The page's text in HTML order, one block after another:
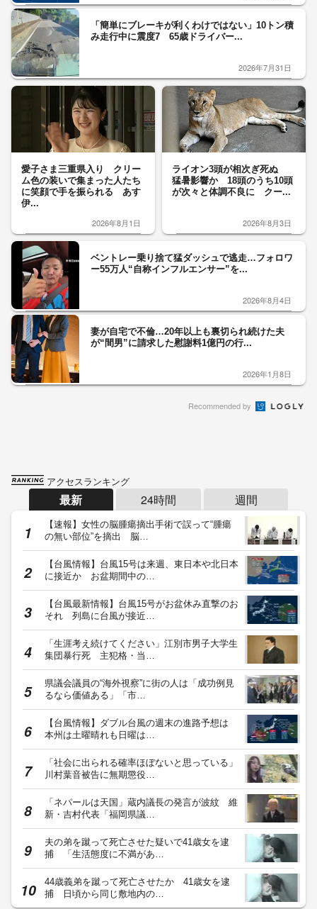
「簡単にブレーキが利くわけではない」10トン積
み走行中に震度7 65歳ドライバー...
2026年7月31日
愛子さま三重県入り クリー
ム色の装いで集まった人たち
に笑顔で手を振られる あす
伊...
2026年8月1日
ライオン3頭が相次ぎ死ぬ
猛暑影響か 18頭のうち10頭
が次々と体調不良に クー...
2026年8月3日
ベントレー乗り捨て猛ダッシュで逃走…フォロワ
ー55万人“自称インフルエンサー”を...
2026年8月4日
妻が自宅で不倫…20年以上も裏切られ続けた夫
が“間男”に請求した慰謝料1億円の行...
2026年1月8日
Recommended by
アクセスランキング
最新 24時間 週間
【速報】女性の脳腫瘍摘出手術で誤って“腫瘍
の無い部位”を摘出 脳…
【台風情報】台風15号は来週、東日本や北日本
に接近か お盆期間中の…
【台風最新情報】台風15号がお盆休み直撃のお
それ 列島に台風が接近…
「生涯考え続けてください」江別市男子大学生
集団暴行死 主犯格・当…
県議会議員の“海外視察”に街の人は「成功例見
るなら価値ある」「市…
【台風情報】ダブル台風の週末の進路予想は
本州は土曜晴れも日曜は…
「社会に出られる確率ほぼないと思っている」
川村葉音被告に無期懲役…
「ネパールは天国」蔵内議長の発言が波紋 維
新・吉村代表「福岡県議…
夫の弟を蹴って死亡させた疑いで41歳女を逮
捕 「生活態度に不満があ…
44歳義弟を蹴って死亡させたか 41歳女を逮
捕 日頃から同じ敷地内の…